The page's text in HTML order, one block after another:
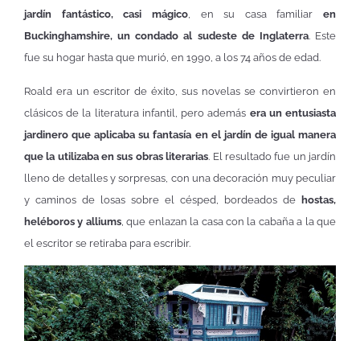
jardín fantástico, casi mágico, en su casa familiar en
Buckinghamshire, un condado al sudeste de Inglaterra. Este
fue su hogar hasta que murió, en 1990, a los 74 años de edad.
Roald era un escritor de éxito, sus novelas se convirtieron en
clásicos de la literatura infantil, pero además era un entusiasta
jardinero que aplicaba su fantasía en el jardín de igual manera
que la utilizaba en sus obras literarias. El resultado fue un jardín
lleno de detalles y sorpresas, con una decoración muy peculiar
y caminos de losas sobre el césped, bordeados de hostas,
heléboros y alliums, que enlazan la casa con la cabaña a la que
el escritor se retiraba para escribir.